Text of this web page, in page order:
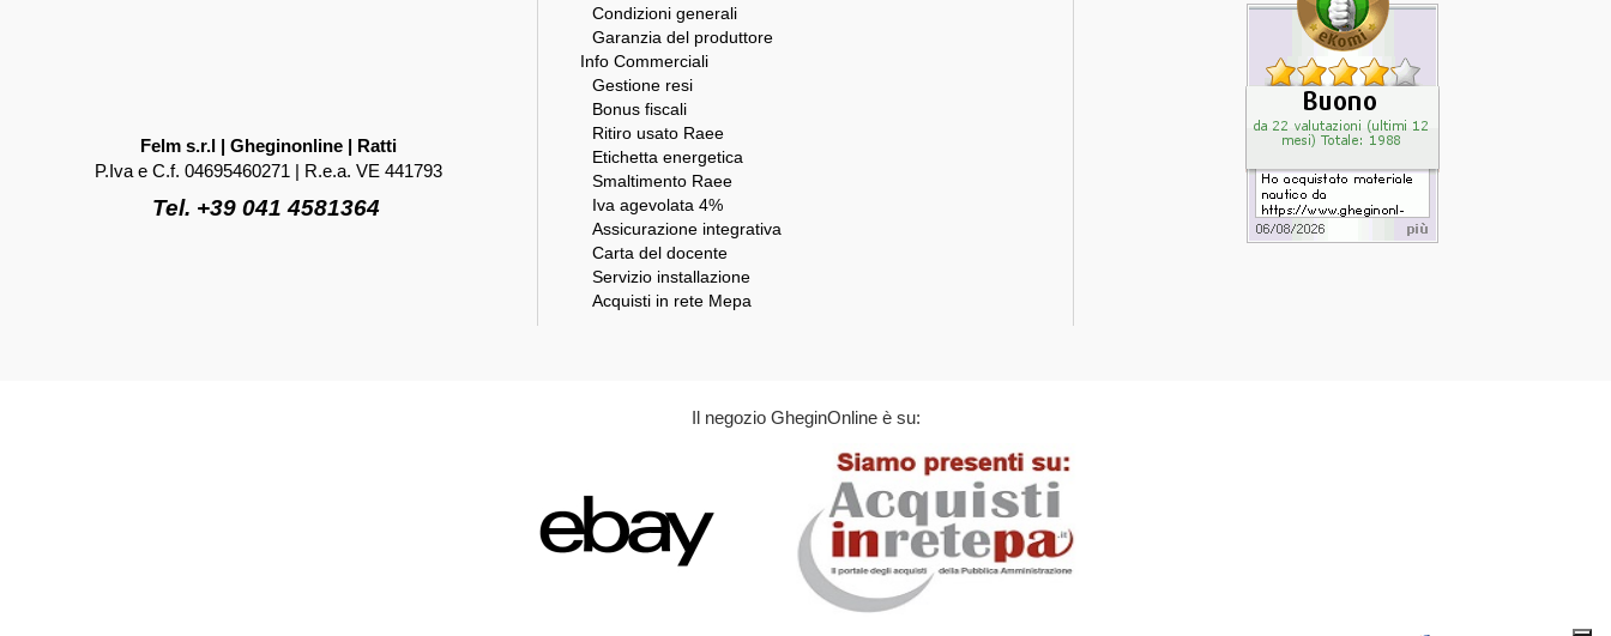
Felm s.r.l | Gheginonline | Ratti
P.Iva e C.f. 04695460271 | R.e.a. VE 441793
Tel. +39 041 4581364
Condizioni generali
Garanzia del produttore
Info Commerciali
Gestione resi
Bonus fiscali
Ritiro usato Raee
Etichetta energetica
Smaltimento Raee
Iva agevolata 4%
Assicurazione integrativa
Carta del docente
Servizio installazione
Acquisti in rete Mepa
Il negozio GheginOnline è su: